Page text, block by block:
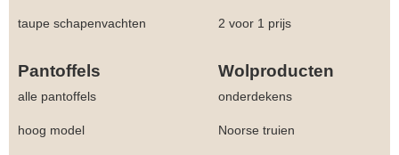
taupe schapenvachten 2 voor 1 prijs
Pantoffels Wolproducten
alle pantoffels onderdekens
hoog model Noorse truien